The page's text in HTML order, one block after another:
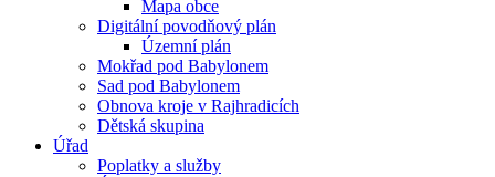
Mapa obce
Digitální povodňový plán
Územní plán
Mokřad pod Babylonem
Sad pod Babylonem
Obnova kroje v Rajhradicích
Dětská skupina
Úřad
Poplatky a služby